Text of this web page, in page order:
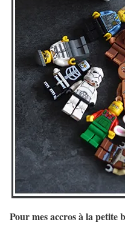
Pour mes accros à la petite